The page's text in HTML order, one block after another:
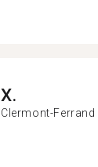
X.
Clermont-Ferrand